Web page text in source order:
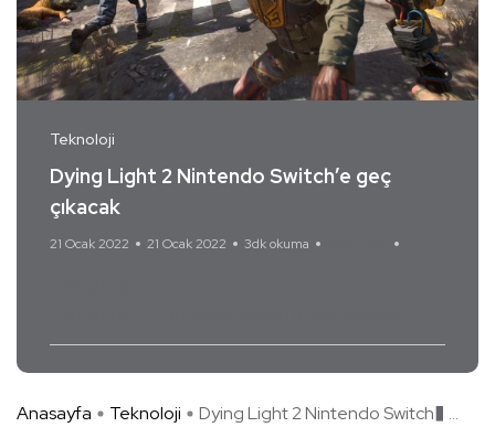
Teknoloji
Dying Light 2 Nintendo Switch’e geç
çıkacak
21 Ocak 2022 21 Ocak 2022 3dk okuma
Anasayfa Teknoloji Dying Light 2 Nintendo Switch� ...